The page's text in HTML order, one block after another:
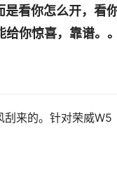
是看你怎么开，看
你惊喜，靠谱。。
刮来的。针对荣威W5